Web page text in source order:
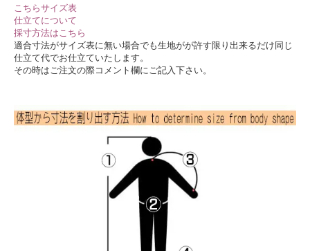
こちらサイズ表
仕立てについて
採寸方法はこちら
適合寸法がサイズ表に無い場合でも生地がが許す限り出来るだけ同じ
仕立て代でお仕立ていたします。
その時はご注文の際コメント欄にご記入下さい。